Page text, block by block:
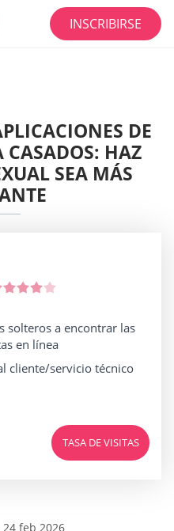
INSCRIBIRSE
DE
CASADOS: HAZ
SEA MÁS
solteros a encontrar las
en línea
cliente/servicio técnico
TASA DE VISITAS
24 feb 2026